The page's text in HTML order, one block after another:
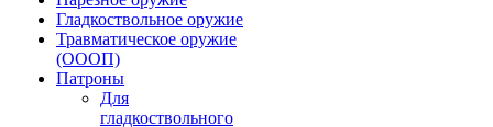
Гладкоствольное оружие
Травматическое оружие
(ОООП)
Патроны
Для
гладкоствольного